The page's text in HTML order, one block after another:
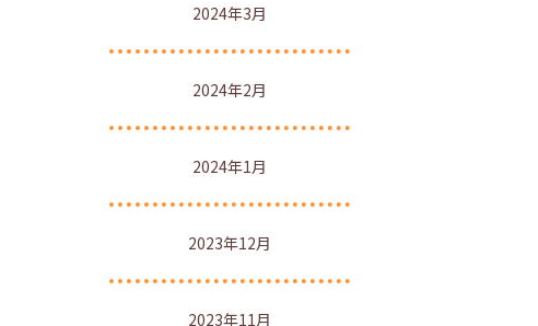
2024年3月
2024年2月
2024年1月
2023年12月
2023年11月